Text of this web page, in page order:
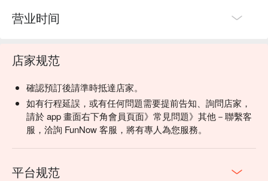
营业时间
店家规范
確認預訂後請準時抵達店家。
如有行程延誤，或有任何問題需要提前告知、詢問店家，
請於 app 畫面右下角會員頁面》常見問題》其他－聯繫客
服，洽詢 FunNow 客服，將有專人為您服務。
平台规范